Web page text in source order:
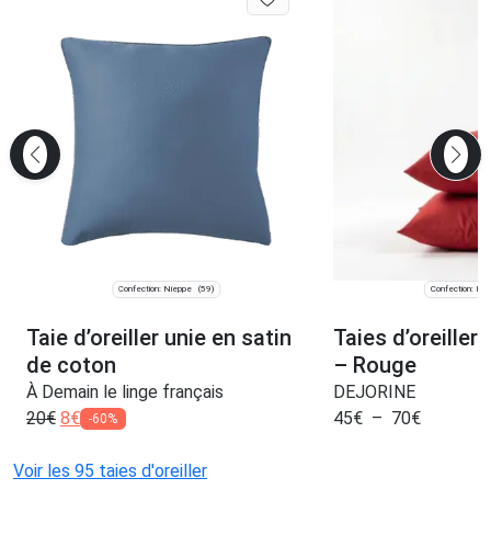
Confection: Nieppe (59)
Taie d’oreiller unie en satin
de coton
À Demain le linge français
20€ 8€ -60%
Confection:
Taies d’oreiller
– Rouge
DEJORINE
45€ – 70€
Voir les 95 taies d'oreiller